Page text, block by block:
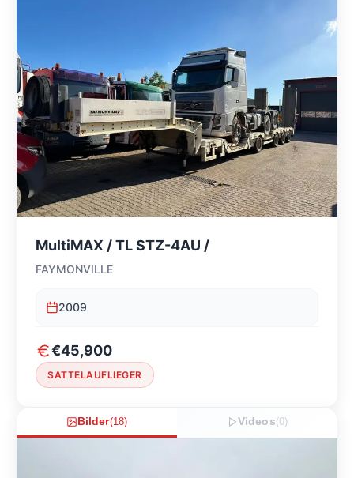
MultiMAX / TL STZ-4AU /
FAYMONVILLE
2009
€45,900
SATTELAUFLIEGER
Bilder(18) Videos(0)